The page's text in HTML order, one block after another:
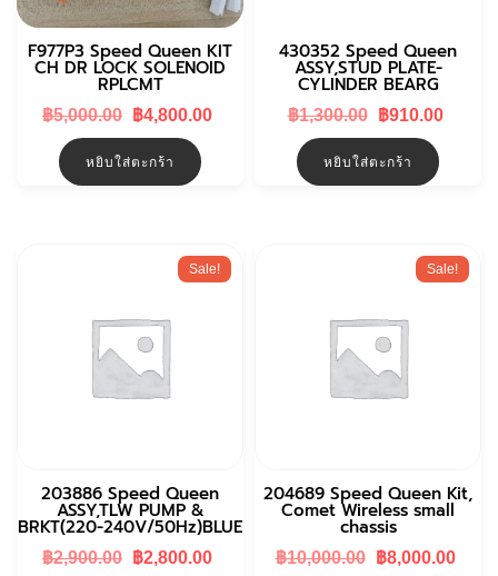
F977P3 Speed Queen KIT
CH DR LOCK SOLENOID
RPLCMT
฿5,000.00 Original
฿5,000.00.
฿4,800.00
฿4,800.00.
หยิบใส่ตะกร้า
430352 Speed Queen
ASSY,STUD PLATE-
CYLINDER BEARG
฿1,300.00
Original
฿1,300.00.
฿910.00
หยิบใส่ตะกร้า
Sale!
203886 Speed Queen
ASSY,TLW PUMP &
BRKT(220-240V/50Hz)BLUE
฿2,900.00 Original
฿2,800.00
Current
Sale!
204689 Speed Queen Kit,
Comet Wireless small
chassis
฿10,000.00
Original
฿8,000.00